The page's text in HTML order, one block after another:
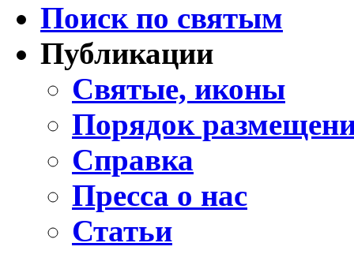
Поиск по святым
Публикации
Святые, иконы
Порядок
Справка
Пресса о нас
Статьи